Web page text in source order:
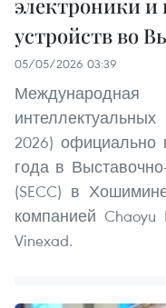
электроники
устройств во
05/05/2026 03:39
Международная
2026) официально
года в
(SECC) в
компанией
Vinexad.